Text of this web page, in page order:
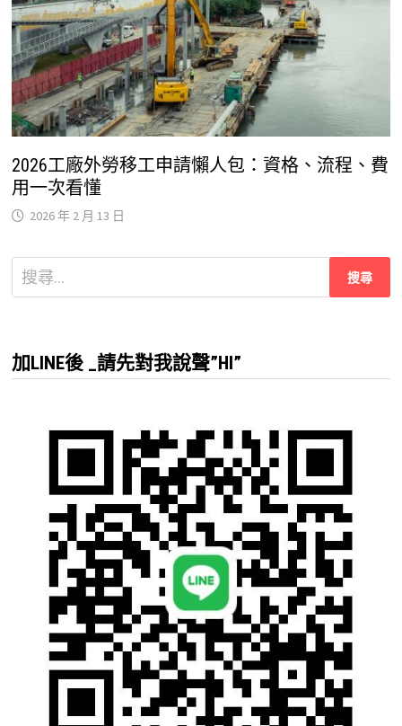
2026工廠外勞移工申請懶人包：資格、流程、費
用一次看懂
2026 年 2 月 13 日
搜
尋
字:
加LINE後 _請先對我說聲”HI”